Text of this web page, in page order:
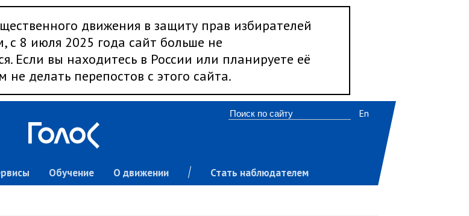
движения в защиту прав избирателей
с 8 июля 2025 года сайт больше не
Если вы находитесь в России или планируете её
делать перепостов с этого сайта.
Обучение О движении Стать наблюдателем
En